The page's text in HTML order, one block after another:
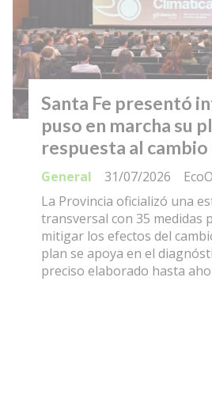
Santa Fe presentó
puso en marcha su
respuesta al
General
31/07/2026
La Provincia oficializó una
transversal con 35 medidas
mitigar los efectos del
plan se apoya en el
preciso elaborado hasta